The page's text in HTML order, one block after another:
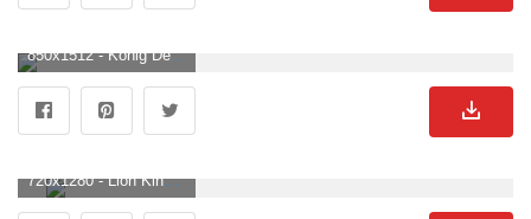
850x1512 - König Der Löwen HD Handy Hintergrundbild. Löwen Hintergrundbild.
720x1280 - Lion King iPhone Wallpaper. Löwen Hintergrundbild für Handy.